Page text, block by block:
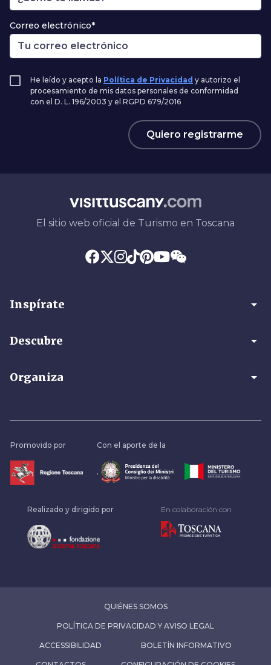
Correo electrónico*
He leído y acepto la Política de Privacidad y autorizo el
procesamiento de mis datos personales de conformidad
con el D. L. 196/2003 y el RGPD 679/2016
Quiero registrarme
El sitio web oficial de Turismo en Toscana
Inspírate arrow_drop_down
Descubre arrow_drop_down
Organiza arrow_drop_down
Promovido por Con el aporte de la
.
Realizado y dirigido por En colaboración con
QUIÉNES SOMOS
POLÍTICA DE PRIVACIDAD Y AVISO LEGAL
ACCESSIBILIDAD BOLETÍN INFORMATIVO